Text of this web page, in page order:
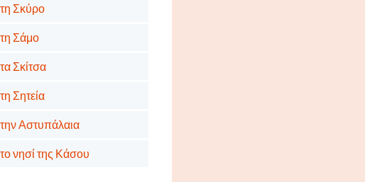
Σκύρο
Σάμο
Σκίτσα
Σητεία
Αστυπάλαια
νησί της Κάσου